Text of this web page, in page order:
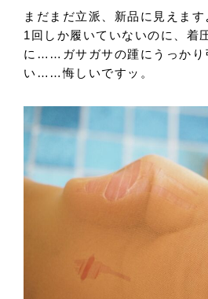
まだまだ立派、新品に見えます
1回しか履いていないのに、着
に……ガサガサの踵にうっかり
い……悔しいですッ。